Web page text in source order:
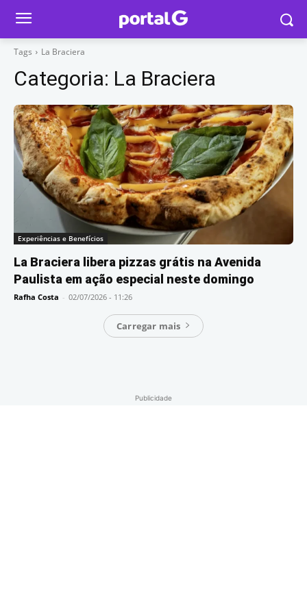
Tags La Braciera
Categoria: La Braciera
Experiências e Benefícios
La Braciera libera pizzas grátis na Avenida
Paulista em ação especial neste domingo
Rafha Costa - 02/07/2026 - 11:26
Carregar mais
Publicidade